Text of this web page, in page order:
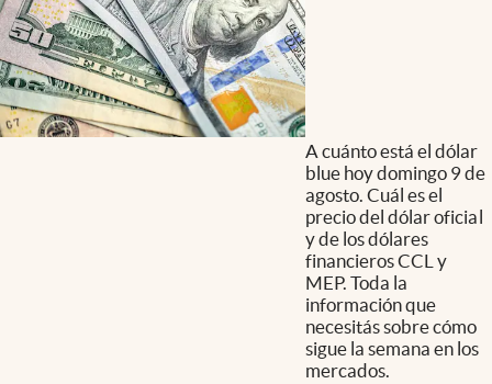
A cuánto está el dólar
blue hoy domingo 9 de
agosto. Cuál es el
precio del dólar oficial
y de los dólares
financieros CCL y
MEP. Toda la
información que
necesitás sobre cómo
sigue la semana en los
mercados.